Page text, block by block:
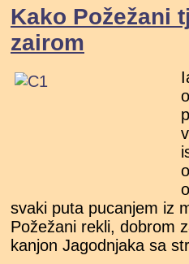
Kako Požežani
zairom
svaki puta pucanjem iz
Požežani rekli, dobrom
kanjon Jagodnjaka sa